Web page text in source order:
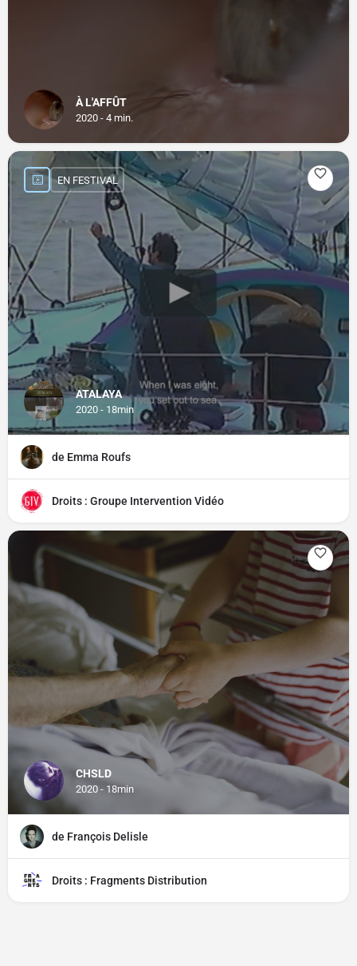
À L'AFFÛT
2020 - 4 min.
ATALAYA
2020 - 18min
EN FESTIVAL
de Emma Roufs
Droits : Groupe Intervention Vidéo
CHSLD
2020 - 18min
de François Delisle
Droits : Fragments Distribution